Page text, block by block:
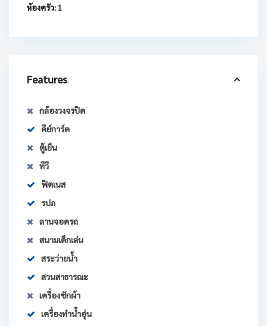
ห้องครัว: 1
Features
กล้องวงจรปิด
คีย์การ์ด
ตู้เย็น
ทีวี
ฟิตเนส
รปภ
ลานจอดรถ
สนามเด็กเล่น
สระว่ายน้ำ
สวนสาธารณะ
เครื่องซักผ้า
เครื่องทำน้ำอุ่น